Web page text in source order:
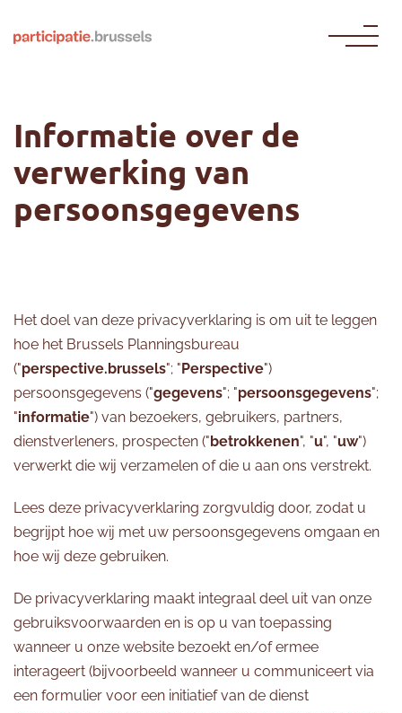
Informatie over de
verwerking van
persoonsgegevens
Het doel van deze privacyverklaring is om uit te leggen
hoe het Brussels Planningsbureau
("perspective.brussels"; "Perspective")
persoonsgegevens ("gegevens"; "persoonsgegevens";
"informatie") van bezoekers, gebruikers, partners,
dienstverleners, prospecten ("betrokkenen", "u", "uw")
verwerkt die wij verzamelen of die u aan ons verstrekt.
Lees deze privacyverklaring zorgvuldig door, zodat u
begrijpt hoe wij met uw persoonsgegevens omgaan en
hoe wij deze gebruiken.
De privacyverklaring maakt integraal deel uit van onze
gebruiksvoorwaarden en is op u van toepassing
wanneer u onze website bezoekt en/of ermee
interageert (bijvoorbeeld wanneer u communiceert via
een formulier voor een initiatief van de dienst